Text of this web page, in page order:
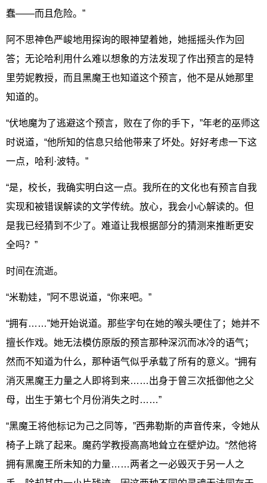
蠢——而且危险。”
阿不思神色严峻地用探询的眼神望着她，她摇摇头作为回
答；无论哈利用什么难以想象的方法发现了作出预言的是特
里劳妮教授，而且黑魔王也知道这个预言，他不是从她那里
知道的。
“伏地魔为了逃避这个预言，败在了你的手下，”年老的巫师这
时说道，“他所知的信息只给他带来了坏处。好好考虑一下这
一点，哈利·波特。”
“是，校长，我确实明白这一点。我所在的文化也有预言自我
实现和被错误解读的文学传统。放心，我会小心解读的。但
是我已经猜到不少了。难道让我根据部分的猜测来推断更安
全吗？”
时间在流逝。
“米勒娃，”阿不思说道，“你来吧。”
“拥有……”她开始说道。那些字句在她的喉头哽住了；她并不
擅长作戏。她无法模仿原版的预言那种深沉而冰冷的语气；
然而不知道为什么，那种语气似乎承载了所有的意义。“拥有
消灭黑魔王力量之人即将到来……出身于曾三次抵御他之父
母，出生于第七个月份消失之时……”
“黑魔王将他标记为己之同等，”西弗勒斯的声音传来，令她从
椅子上跳了起来。魔药学教授高高地耸立在壁炉边。“然他将
拥有黑魔王所未知的力量……两者之一必毁灭于另一人之